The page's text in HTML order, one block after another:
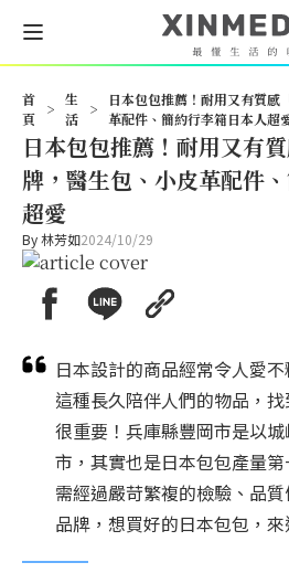
首
頁
>
生
活
>
日本包包推薦！耐用又有質感
革配件、簡約行李箱日本人超
日本包包推薦！耐用又有
牌，醫生包、小皮革配件
超愛
By林芳如2024/10/29
日本設計的商品經常令人愛
這種長久陪伴人們的物品，
很重要！兵庫縣豐岡市是以
市，其實也是日本包包產量
需經過嚴苛繁複的檢驗、品質
品牌，想買好的日本包包，來